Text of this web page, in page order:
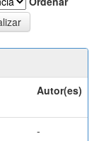
Autor(es)
-